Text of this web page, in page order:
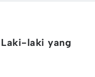
Laki-laki yang